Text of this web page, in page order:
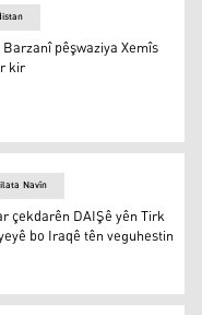
pêşwaziya Xemîs
kir
Sûriyeyê bo Iraqê
Navîn
çekdarên DAIŞê yên Tirk
bo Iraqê tên veguhestin